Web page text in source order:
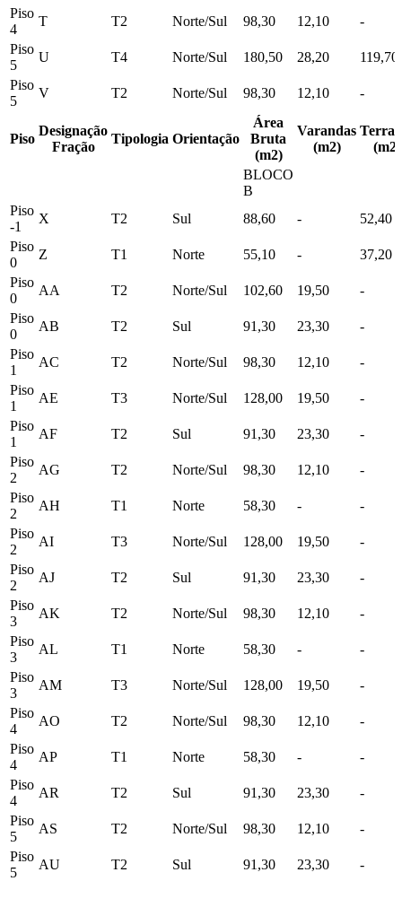
Piso
4
T T2 Norte/Sul 98,30 12,10
-
Piso
5
U T4 Norte/Sul 180,50 28,20
119,70
Piso
5
V T2 Norte/Sul 98,30 12,10 -
Piso
Designação
Fração
Tipologia Orientação
Área
Bruta
(m2)
Varandas
(m2)
(m2)
BLOCO
B
Piso
-1
X T2 Sul 88,60 -
52,40
Piso
0
Z T1 Norte 55,10 -
37,20
Piso
0
AA T2 Norte/Sul 102,60 19,50
-
Piso
0
AB T2 Sul 91,30 23,30
-
Piso
1
AC T2 Norte/Sul 98,30 12,10
-
Piso
1
AE T3 Norte/Sul 128,00 19,50
-
Piso
1
AF T2 Sul 91,30 23,30
-
Piso
2
AG T2 Norte/Sul 98,30 12,10
-
Piso
2
AH T1 Norte 58,30 -
-
Piso
2
AI T3 Norte/Sul 128,00 19,50
-
Piso
2
AJ T2 Sul 91,30 23,30
-
Piso
3
AK T2 Norte/Sul 98,30 12,10
-
Piso
3
AL T1 Norte 58,30 -
-
Piso
3
AM T3 Norte/Sul 128,00 19,50
-
Piso
4
AO T2 Norte/Sul 98,30 12,10
-
Piso
4
AP T1 Norte 58,30 -
-
Piso
4
AR T2 Sul 91,30 23,30
-
Piso
5
AS T2 Norte/Sul 98,30 12,10
-
Piso
5
AU T2 Sul 91,30 23,30 -